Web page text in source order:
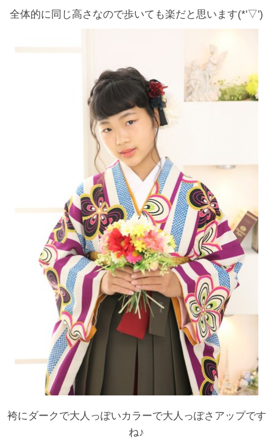
全体的に同じ高さなので歩いても楽だと思います(*'▽')
袴にダークで大人っぽいカラーで大人っぽさアップです
ね♪